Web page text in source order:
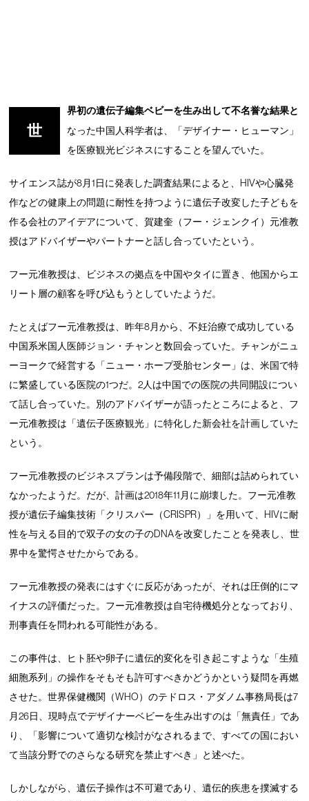
世
界初の遺伝子編集ベビーを生み出して不名誉な結果と
なった中国人科学者は、「デザイナー・ヒューマン」
を医療観光ビジネスにすることを望んでいた。
サイエンス誌が8月1日に発表した調査結果によると、HIVや心臓発
作などの健康上の問題に耐性を持つように遺伝子改変した子どもを
作る会社のアイデアについて、賀建奎（フー・ジェンクイ）元准教
授はアドバイザーやパートナーと話し合っていたという。
フー元准教授は、ビジネスの拠点を中国やタイに置き、他国からエ
リート層の顧客を呼び込もうとしていたようだ。
たとえばフー元准教授は、昨年8月から、不妊治療で成功している
中国系米国人医師ジョン・チャンと数回会っていた。チャンがニュ
ーヨークで経営する「ニュー・ホープ受胎センター」は、米国で特
に繁盛している医院の1つだ。2人は中国での医院の共同開設につい
て話し合っていた。別のアドバイザーが語ったところによると、フ
ー元准教授は「遺伝子医療観光」に特化した新会社を計画していた
という。
フー元准教授のビジネスプランは予備段階で、細部は詰められてい
なかったようだ。だが、計画は2018年11月に崩壊した。フー元准教
授が遺伝子編集技術「クリスパー（CRISPR）」を用いて、HIVに耐
性を与える目的で双子の女の子のDNAを改変したことを発表し、世
界中を驚愕させたからである。
フー元准教授の発表にはすぐに反応があったが、それは圧倒的にマ
イナスの評価だった。フー元准教授は自宅待機処分となっており、
刑事責任を問われる可能性がある。
この事件は、ヒト胚や卵子に遺伝的変化を引き起こすような「生殖
細胞系列」の操作をそもそも許可すべきかどうかという疑問を再燃
させた。世界保健機関（WHO）のテドロス・アダノム事務局長は7
月26日、現時点でデザイナーベビーを生み出すのは「無責任」であ
り、「影響について適切な検討がなされるまで、すべての国におい
て当該分野でのさらなる研究を禁止すべき」と述べた。
しかしながら、遺伝子操作は不可避であり、遺伝的疾患を撲滅する